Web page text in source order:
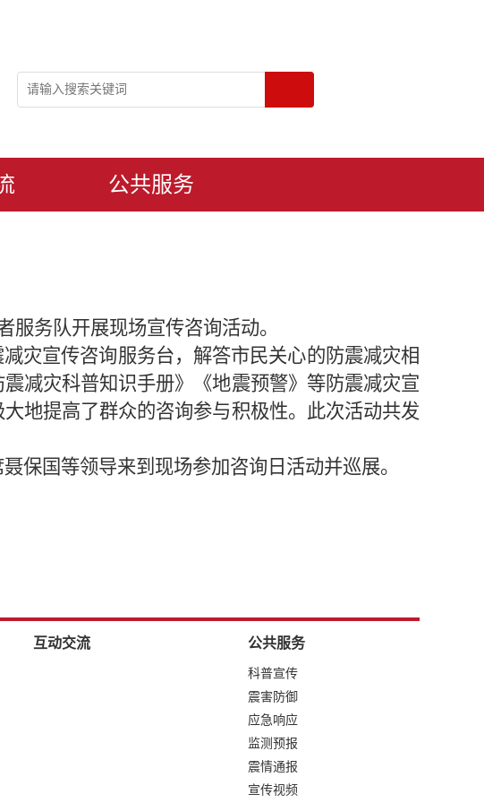
公共服务
务队开展现场宣传咨询活动。
灾宣传咨询服务台，解答市民关心的防震减灾相
震减灾科普知识手册》 《地震预警》 等防震减灾宣
地提高了群众的咨询参与积极性。此次活动共发
保国等领导来到现场参加咨询日活动并巡展。
互动交流 公共服务
科普宣传
震害防御
应急响应
监测预报
震情通报
宣传视频